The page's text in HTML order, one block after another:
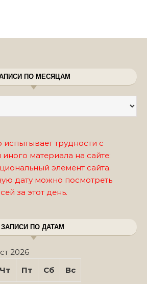
ПО МЕСЯЦАМ
трудности с
материала на сайте:
элемент сайта.
дату можно посмотреть
за этот день.
ЗАПИСИ ПО ДАТАМ
2026
Чт Пт Сб Вс